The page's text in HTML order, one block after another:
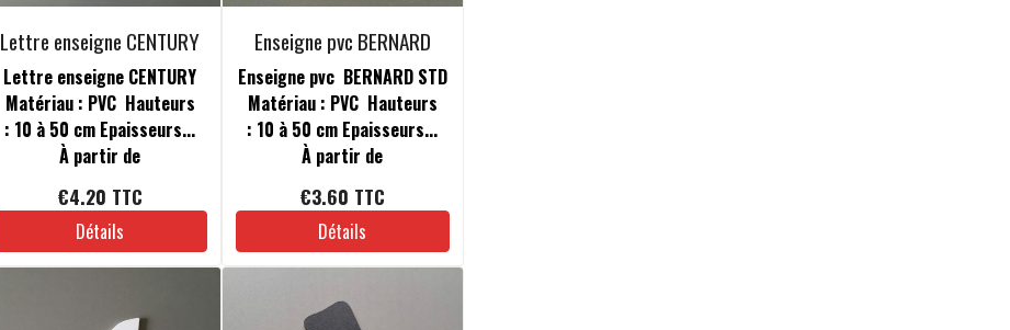
Lettre enseigne CENTURY
Lettre enseigne CENTURY
Matériau : PVC Hauteurs
: 10 à 50 cm Epaisseurs...
À partir de
€4.20 TTC
Détails
Enseigne pvc BERNARD
Enseigne pvc BERNARD STD
Matériau : PVC Hauteurs
: 10 à 50 cm Epaisseurs...
À partir de
€3.60 TTC
Détails